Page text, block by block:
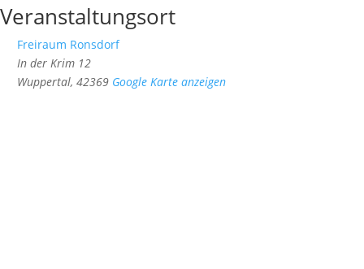
Veranstaltungsort
Freiraum Ronsdorf
In der Krim 12
Wuppertal, 42369 Google Karte anzeigen